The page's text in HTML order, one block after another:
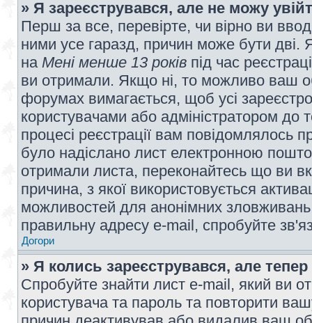
» Я зареєструвався, але не можу
Перш за все, перевірте, чи вірно ви
ними усе гаразд, причин може бути дві.
на Мені менше 13 років під час
ви отримали. Якщо ні, то можливо ваш
форумах вимагається, щоб усі
користувачами або адміністратором до
процесі реєстрації вам повідомлялось
було надіслано лист електронною
отримали листа, переконайтесь що ви
причина, з якої використовується
можливостей для анонімних
правильну адресу e-mail, спробуйте
Догори
» Я колись зареєструвався, але
Спробуйте знайти лист e-mail, який ви
користувача та пароль та повторити